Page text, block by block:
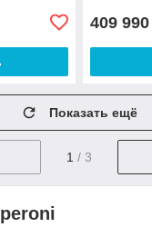
409 990
Показать ещё
1 / 3